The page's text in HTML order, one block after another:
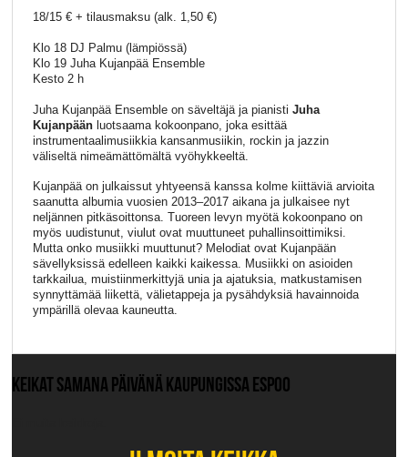
18/15 € + tilausmaksu (alk. 1,50 €)
Klo 18 DJ Palmu (lämpiössä)
Klo 19 Juha Kujanpää Ensemble
Kesto 2 h
Juha Kujanpää Ensemble on säveltäjä ja pianisti Juha
Kujanpäänluotsaama kokoonpano, joka esittää
instrumentaalimusiikkia kansanmusiikin, rockin ja jazzin
väliseltä nimeämättömältä vyöhykkeeltä.
Kujanpää on julkaissut yhtyeensä kanssa kolme kiittäviä arvioita
saanutta albumia vuosien 2013–2017 aikana ja julkaisee nyt
neljännen pitkäsoittonsa. Tuoreen levyn myötä kokoonpano on
myös uudistunut, viulut ovat muuttuneet puhallinsoittimiksi.
Mutta onko musiikki muuttunut? Melodiat ovat Kujanpään
sävellyksissä edelleen kaikki kaikessa. Musiikki on asioiden
tarkkailua, muistiinmerkittyjä unia ja ajatuksia, matkustamisen
synnyttämää liikettä, välietappeja ja pysähdyksiä havainnoida
ympärillä olevaa kauneutta.
KEIKAT SAMANA PÄIVÄNÄ KAUPUNGISSA ESPOO